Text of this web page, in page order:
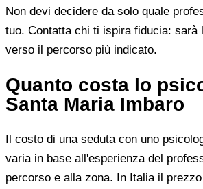
Non devi decidere da solo quale
tuo. Contatta chi ti ispira fiducia: sarà
verso il percorso più indicato.
Quanto costa lo
Santa Maria Imbaro
Il costo di una seduta con uno
varia in base all'esperienza del
percorso e alla zona. In Italia il